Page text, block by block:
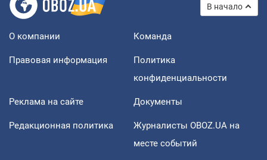
В начало
О компании Команда
Правовая информация
Политика
конфиденциальности
Реклама на сайте Документы
Редакционная политика
Журналисты OBOZ.UA на
месте событий